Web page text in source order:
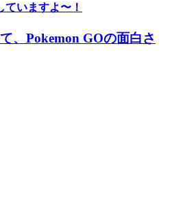
いますよ〜！
、Pokemon GOの面白さ